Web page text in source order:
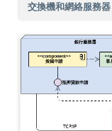
交換機和網絡服務器